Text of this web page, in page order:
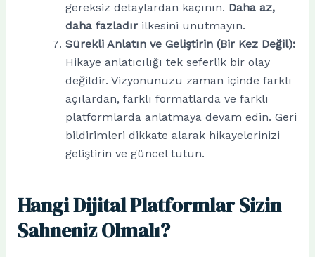
gereksiz detaylardan kaçının. Daha az,
daha fazladırilkesini unutmayın.
Sürekli Anlatın ve Geliştirin (Bir Kez Değil):
Hikaye anlatıcılığı tek seferlik bir olay
değildir. Vizyonunuzu zaman içinde farklı
açılardan, farklı formatlarda ve farklı
platformlarda anlatmaya devam edin. Geri
bildirimleri dikkate alarak hikayelerinizi
geliştirin ve güncel tutun.
Hangi Dijital Platformlar Sizin
Sahneniz Olmalı?